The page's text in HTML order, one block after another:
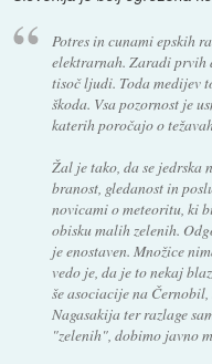
Potres in cunami epskih
elektrarnah. Zaradi prvih
tisoč ljudi. Toda medijev
škoda. Vsa pozornost je
katerih poročajo o
Žal je tako, da se jedrska
branost, gledanost in
novicami o meteoritu, ki
obisku malih zelenih.
je enostaven. Množice
vedo je, da je to nekaj
še asociacije na
Nagasakija ter razlage
"zelenih", dobimo javno